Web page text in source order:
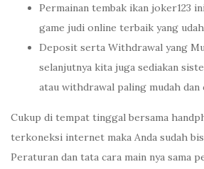
Permainan tembak ikan joker123
game judi online terbaik yang
Deposit serta Withdrawal yang
selanjutnya kita juga sediakan
atau withdrawal paling mudah dan
Cukup di tempat tinggal bersama
terkoneksi internet maka Anda sudah
Peraturan dan tata cara main nya sama